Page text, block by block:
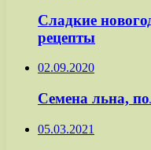
Сладкие
рецепты
02.09.2020
Семена льна,
05.03.2021